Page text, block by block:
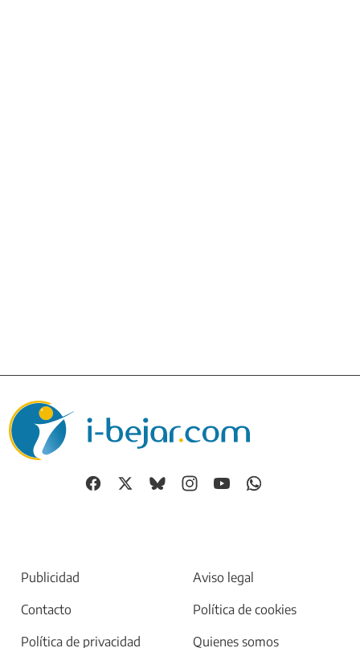
Publicidad
Aviso legal
Contacto
Política de cookies
Política de privacidad
Quienes somos